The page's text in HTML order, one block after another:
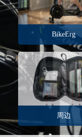
BikeErg
周边